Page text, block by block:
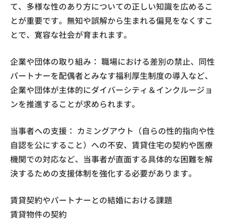
て、多様な性のあり方についての正しい知識を広めるこ
とが重要です。無知や誤解から生まれる偏見をなくすこ
とで、寛容な社会が育まれます。
企業や団体の取り組み： 職場における差別の禁止、同性
パートナーを配偶者とみなす福利厚生制度の導入など、
企業や団体が主体的にダイバーシティ＆インクルージョ
ンを推進することが求められます。
当事者への支援： カミングアウト（自らの性的指向や性
自認を公にすること）への不安、賃貸住宅の契約や医療
機関での対応など、当事者が直面する具体的な困難を解
決するための支援体制を強化する必要があります。
賃貸契約やパートナーとの結婚における課題
賃貸物件の契約